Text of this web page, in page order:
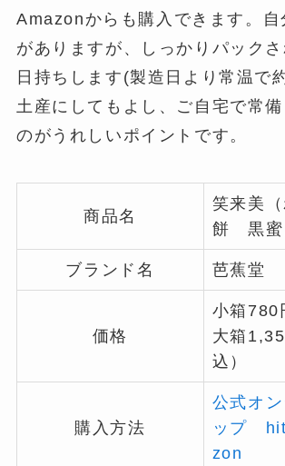
Amazonからも購入できます。自
がありますが、しっかりパック
日持ちします(製造日より常温で
土産にしてもよし、ご自宅で常
のがうれしいポイントです。
商品名
笑来美（
餅 黒蜜
ブランド名 芭蕉堂
価格
小箱780
大箱
込）
購入方法
公式オ
ップ
zon